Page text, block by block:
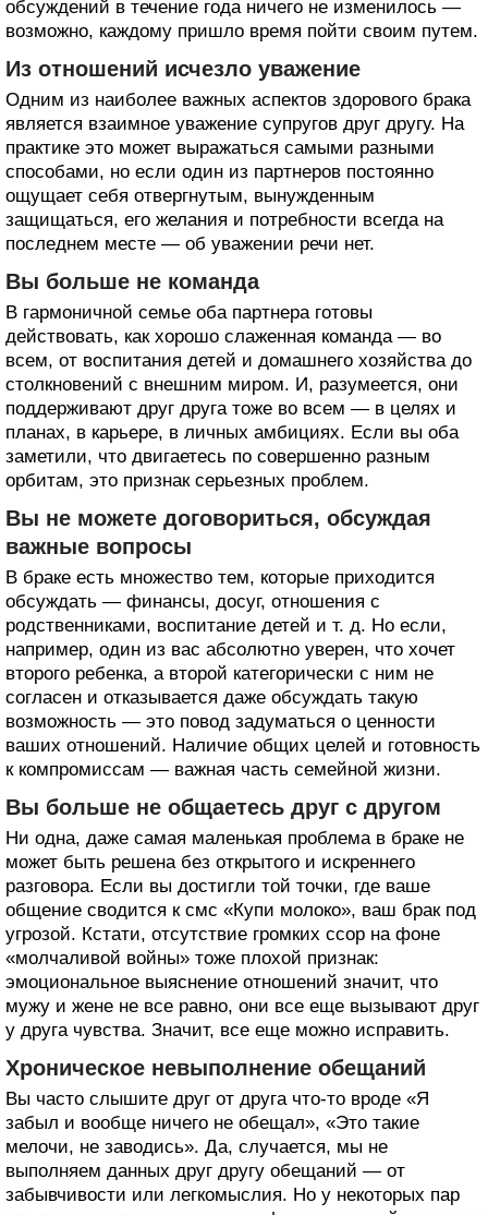
обсуждений в течение года ничего не изменилось —
возможно, каждому пришло время пойти своим путем.
Из отношений исчезло уважение
Одним из наиболее важных аспектов здорового брака
является взаимное уважение супругов друг другу. На
практике это может выражаться самыми разными
способами, но если один из партнеров постоянно
ощущает себя отвергнутым, вынужденным
защищаться, его желания и потребности всегда на
последнем месте — об уважении речи нет.
Вы больше не команда
В гармоничной семье оба партнера готовы
действовать, как хорошо слаженная команда — во
всем, от воспитания детей и домашнего хозяйства до
столкновений с внешним миром. И, разумеется, они
поддерживают друг друга тоже во всем — в целях и
планах, в карьере, в личных амбициях. Если вы оба
заметили, что двигаетесь по совершенно разным
орбитам, это признак серьезных проблем.
Вы не можете договориться, обсуждая
важные вопросы
В браке есть множество тем, которые приходится
обсуждать — финансы, досуг, отношения с
родственниками, воспитание детей и т. д. Но если,
например, один из вас абсолютно уверен, что хочет
второго ребенка, а второй категорически с ним не
согласен и отказывается даже обсуждать такую
возможность — это повод задуматься о ценности
ваших отношений. Наличие общих целей и готовность
к компромиссам — важная часть семейной жизни.
Вы больше не общаетесь друг с другом
Ни одна, даже самая маленькая проблема в браке не
может быть решена без открытого и искреннего
разговора. Если вы достигли той точки, где ваше
общение сводится к смс «Купи молоко», ваш брак под
угрозой. Кстати, отсутствие громких ссор на фоне
«молчаливой войны» тоже плохой признак:
эмоциональное выяснение отношений значит, что
мужу и жене не все равно, они все еще вызывают друг
у друга чувства. Значит, все еще можно исправить.
Хроническое невыполнение обещаний
Вы часто слышите друг от друга что-то вроде «Я
забыл и вообще ничего не обещал», «Это такие
мелочи, не заводись». Да, случается, мы не
выполняем данных друг другу обещаний — от
забывчивости или легкомыслия. Но у некоторых пар